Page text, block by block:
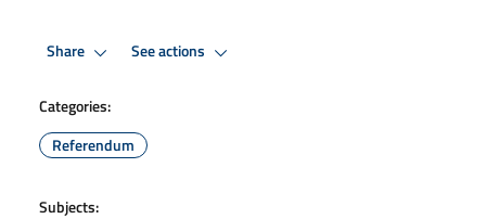
Share See actions
Categories:
Referendum
Subjects: